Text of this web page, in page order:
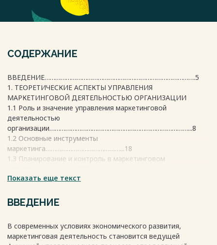
СОДЕРЖАНИЕ
ВВЕДЕНИЕ………………………………………………………………………….5
1. ТЕОРЕТИЧЕСКИЕ АСПЕКТЫ УПРАВЛЕНИЯ
МАРКЕТИНГОВОЙ ДЕЯТЕЛЬНОСТЬЮ ОРГАНИЗАЦИИ
1.1 Роль и значение управления маркетинговой
деятельностью
организации……………………………………………………………………...8
1.2 Основные инструменты
маркетинга……………………………………...18
1.3 Планирование и контроль в маркетинговом
2. АНАЛИЗ МАРКИТЕНГОВОЙ ДЕЯТЕЛЬНОСТИ
ООО «Мебель – М»
2.1 Организационно-экономическая характеристика ООО
2.2 Анализ окружающей среды
организации………………………………..43
Показать еще текст
ВВЕДЕНИЕ
В современных условиях экономического развития,
маркетинговая деятельность становится ведущей